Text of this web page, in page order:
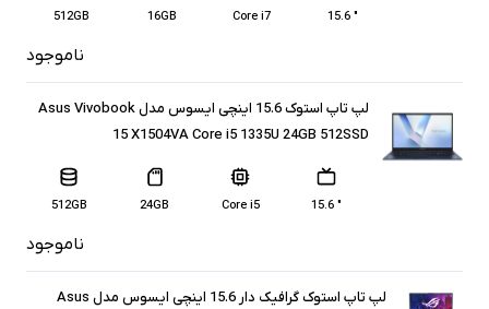
" 15.6
Core i7
16GB
512GB
ناموجود
لپ تاپ استوک 15.6 اینچی ایسوس مدل Asus Vivobook
15 X1504VA Core i5 1335U 24GB 512SSD
" 15.6
Core i5
24GB
512GB
ناموجود
لپ تاپ استوک گرافیک دار 15.6 اینچی ایسوس مدل Asus